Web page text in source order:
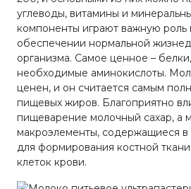
углеводы, витамины и
компоненты играют важную роль
обеспечении нормальной
организма. Самое ценное –
необходимые аминокислоты.
ценен, и он считается самым
пищевых жиров. Благоприятно
пищеварение молочный сахар, а
макроэлементы, содержащиеся
для формирования костной
клеток крови.